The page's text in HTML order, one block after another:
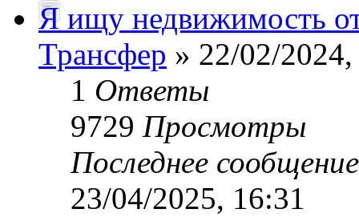
Я ищу недвижимость
Трансфер » 22/02/
1 Ответы
9729 Просмотры
Последнее
23/04/2025, 16:31